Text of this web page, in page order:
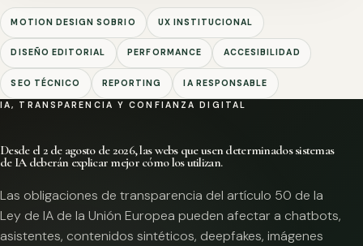
MOTION DESIGN SOBRIO UX INSTITUCIONAL
DISEÑO EDITORIAL PERFORMANCE ACCESIBILIDAD
SEO TÉCNICO REPORTING IA RESPONSABLE
IA, TRANSPARENCIA Y CONFIANZA DIGITAL
Desde el 2 de agosto de 2026, las webs que usen determinados sistemas
de IA deberán explicar mejor cómo los utilizan.
Las obligaciones de transparencia del artículo 50 de la
Ley de IA de la Unión Europea pueden afectar a chatbots,
asistentes, contenidos sintéticos, deepfakes, imágenes